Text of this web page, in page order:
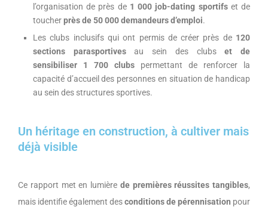
l’organisation de près de 1 000 job-dating sportifset de
toucherprès de 50 000 demandeurs d’emploi.
Les clubs inclusifs qui ont permis de créer près de 120
sections parasportivesau sein des clubset de
sensibiliser 1 700 clubs permettant de renforcer la
capacité d’accueil des personnes en situation de handicap
au sein des structures sportives.
Un héritage en construction, à cultiver mais
déjà visible
Ce rapport met en lumière de premières réussites tangibles,
mais identifie également desconditions de pérennisation pour